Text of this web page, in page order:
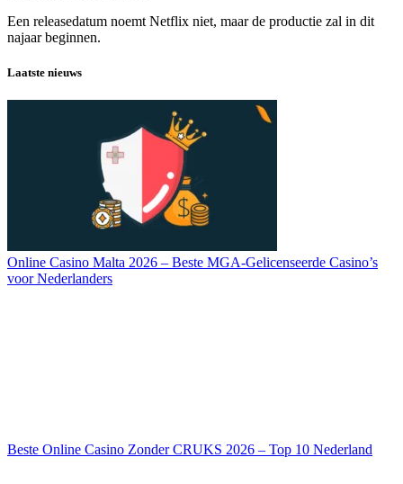
Een releasedatum noemt Netflix niet, maar de productie zal in dit
najaar beginnen.
Laatste nieuws
Online Casino Malta 2026 – Beste MGA-Gelicenseerde Casino’s
voor Nederlanders
Beste Online Casino Zonder CRUKS 2026 – Top 10 Nederland